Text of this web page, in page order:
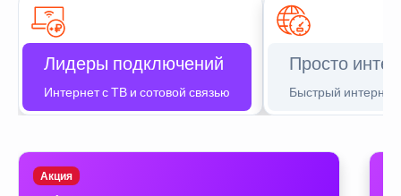
Лидеры подключений
Интернет с ТВ и сотовой связью
Просто
Быстрый интернет
Акция